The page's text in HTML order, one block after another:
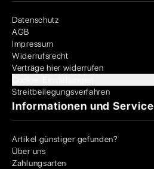
Datenschutz
AGB
Impressum
Widerrufsrecht
Verträge hier widerrufen
Streitbeilegungsverfahren
Informationen und Service
Artikel günstiger gefunden?
Über uns
Zahlungsarten